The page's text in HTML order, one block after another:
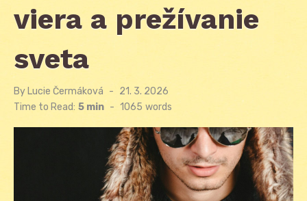
viera a prežívanie
sveta
By Lucie Čermáková
Posted
on
21. 3. 2026
Time to Read: 5 min - 1065 words